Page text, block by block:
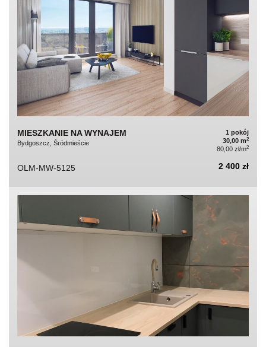
MIESZKANIE NA WYNAJEM
Bydgoszcz, Śródmieście
1 pokój
30,00 m2
80,00 zł/m2
OLM-MW-5125 2 400 zł